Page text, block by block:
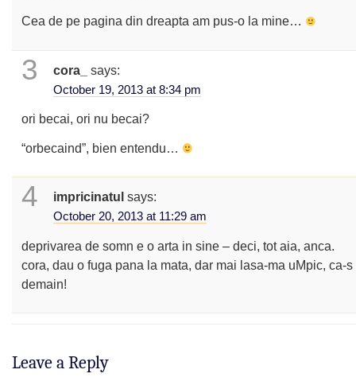
Cea de pe pagina din dreapta am pus-o la mine…
3 cora_ says:
October 19, 2013 at 8:34 pm
ori becai, ori nu becai?
“orbecaind”, bien entendu…
4 impricinatul says:
October 20, 2013 at 11:29 am
deprivarea de somn e o arta in sine – deci, tot aia, anca.
cora, dau o fuga pana la mata, dar mai lasa-ma uMpic, ca-
demain!
Leave a Reply